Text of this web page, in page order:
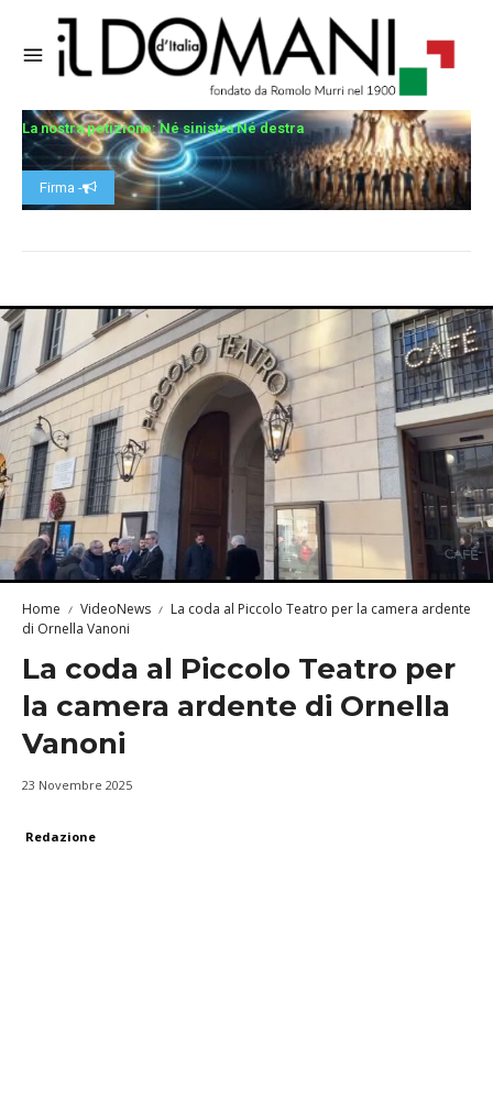
La nostra petizione: Né sinistra Né destra
Firma -
Home VideoNews
La coda al Piccolo Teatro per la camera ardente
di Ornella Vanoni
La coda al Piccolo Teatro per
la camera ardente di Ornella
Vanoni
23 Novembre 2025
Redazione